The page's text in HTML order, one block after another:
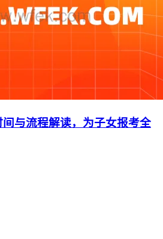
与流程解读，为子女报考全